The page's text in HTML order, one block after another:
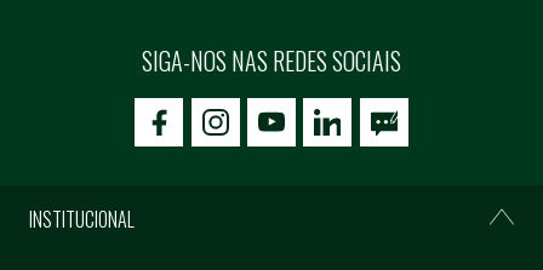
SIGA-NOS NAS REDES SOCIAIS
icon-facebookicon-social02icon-social03
INSTITUCIONAL